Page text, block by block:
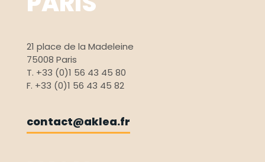
21 place de la Madeleine
75008 Paris
T. +33 (0)1 56 43 45 80
F. +33 (0)1 56 43 45 82
contact@aklea.fr